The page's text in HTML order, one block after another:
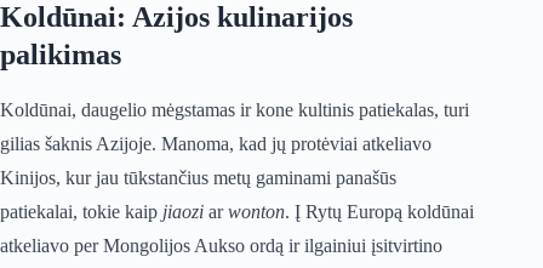
Koldūnai: Azijos kulinarijos
palikimas
Koldūnai, daugelio mėgstamas ir kone kultinis patiekalas, turi
gilias šaknis Azijoje. Manoma, kad jų protėviai atkeliavo
Kinijos, kur jau tūkstančius metų gaminami panašūs
patiekalai, tokie kaip jiaozi arwonton. Į Rytų Europą koldūnai
atkeliavo per Mongolijos Aukso ordą ir ilgainiui įsitvirtino